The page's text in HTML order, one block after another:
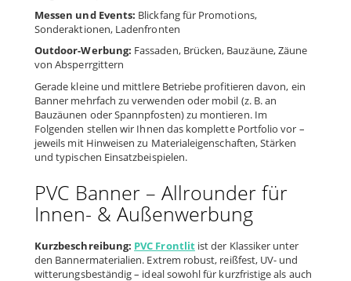
Messen und Events: Blickfang für Promotions,
Sonderaktionen, Ladenfronten
Outdoor-Werbung: Fassaden, Brücken, Bauzäune, Zäune
von Absperrgittern
Gerade kleine und mittlere Betriebe profitieren davon, ein
Banner mehrfach zu verwenden oder mobil (z. B. an
Bauzäunen oder Spannpfosten) zu montieren. Im
Folgenden stellen wir Ihnen das komplette Portfolio vor –
jeweils mit Hinweisen zu Materialeigenschaften, Stärken
und typischen Einsatzbeispielen.
PVC Banner – Allrounder für
Innen- & Außenwerbung
Kurzbeschreibung: PVC Frontlitist der Klassiker unter
den Bannermaterialien. Extrem robust, reißfest, UV- und
witterungsbeständig – ideal sowohl für kurzfristige als auch